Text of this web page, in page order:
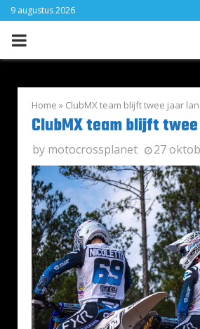
9 augustus 2026
PRIMARY
Home » ClubMX team blijft twee jaar
ClubMX team blijft
by motocrossplanet 27